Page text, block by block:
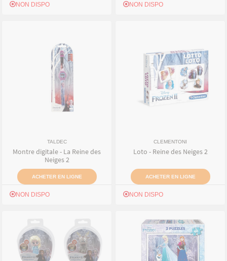
NON DISPO NON DISPO
TALDEC
Montre digitale - La Reine des
Neiges 2
ACHETER EN LIGNE
NON DISPO
CLEMENTONI
Loto - Reine des Neiges 2
ACHETER EN LIGNE
NON DISPO